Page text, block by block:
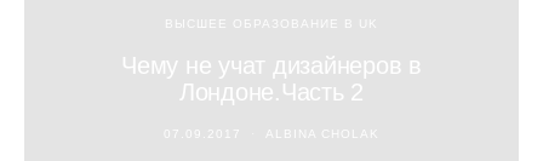
ВЫСШЕЕ ОБРАЗОВАНИЕ В UK
Чему не учат дизайнеров в
Лондоне.Часть 2
07.09.2017 ALBINA CHOLAK